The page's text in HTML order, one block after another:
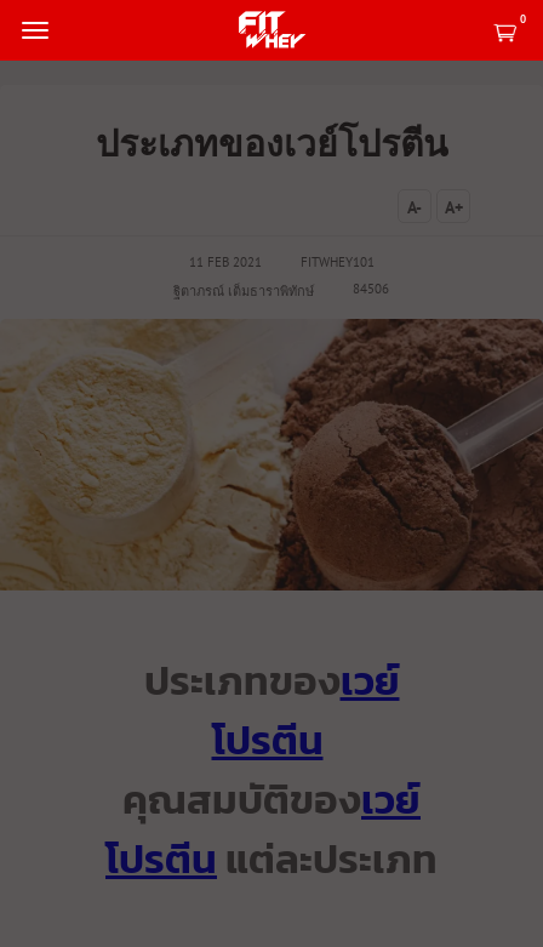
0
ประเภทของเวย์โปรตีน
A- A+
11 FEB 2021
FITWHEY101
ฐิตาภรณ์ เต็มธาราพิทักษ์
84506
ประเภทของเวย์
โปรตีน
คุณสมบัติของเวย์
โปรตีนแต่ละประเภท